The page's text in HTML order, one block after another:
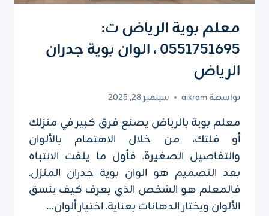
معلم بوية الرياض ت:
0551751695 ، الوان بوية جدران
الرياض
بواسطةaikram سبتمبر 28, 2025
معلم بوية بالرياض يصنع فرق كبير في منزلك
أو فلتك، من خلال الاهتمام بالألوان
والتفاصيل الصغيرة. فأول ما يلفت الانتباه
بعد التصميم هو الوان بوية جدران المنزل.
فالمعلم هو الشخص الذي يعرف كيف ينسق
الألوان ويختار الدهانات بعناية. اختيار ألوان…